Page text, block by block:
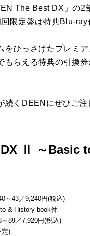
The Best DX」の
限定盤は特典Blu-ray
をひっさげたプレミ
もらえる特典の引換
続くDEENにぜひご注
Ⅱ ～Basic
～43／9,240円(税込)
& History book付
～89／7,920円(税込)
定)